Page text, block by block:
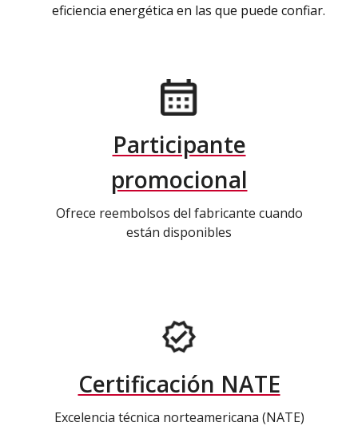
eficiencia energética en las que puede confiar.
Participante
promocional
Ofrece reembolsos del fabricante cuando
están disponibles
Certificación NATE
Excelencia técnica norteamericana (NATE)